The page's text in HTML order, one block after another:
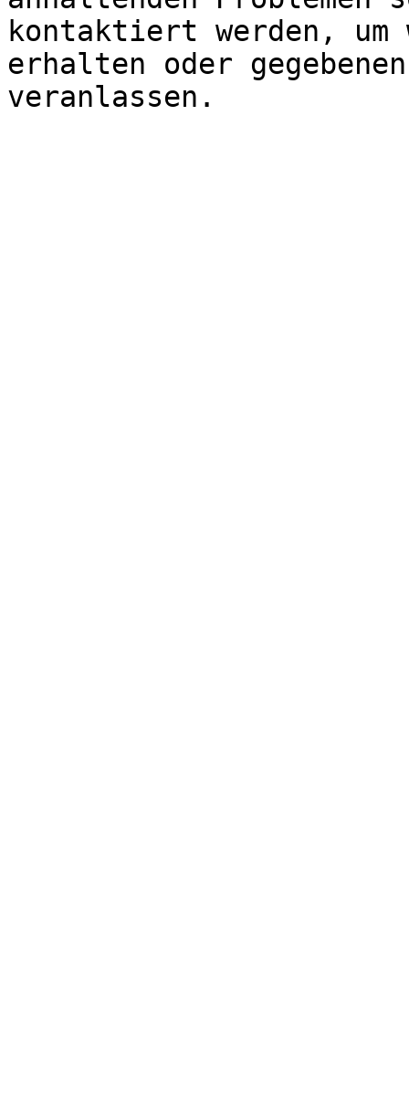
kontaktiert werden,
erhalten oder